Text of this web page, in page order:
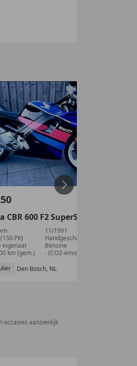
CBR 600 F2 SuperSport
11/1991
PK)
Handgeschakeld
eigenaar
Benzine
km (gem.)
- (CO2-emissie)
Den Bosch, NL
occasies aanzienlijk